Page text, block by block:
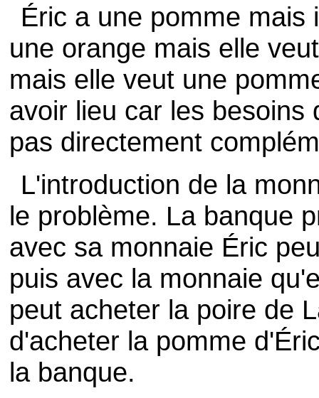
Éric a une pomme mais
une orange mais elle
mais elle veut une
avoir lieu car les
pas directement
L'introduction de la
le problème. La banque
avec sa monnaie Éric
puis avec la monnaie
peut acheter la poire de
d'acheter la pomme
la banque.